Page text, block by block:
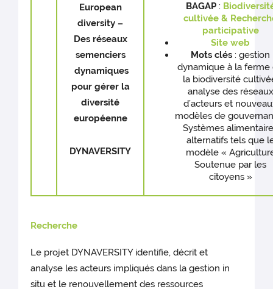
European
diversity –
Des réseaux
semenciers
dynamiques
pour gérer la
diversité
européenne
DYNAVERSITY
BAGAP:
cultivée &
participative
Site web
Mots clés : gestion
dynamique à la ferme
la biodiversité
analyse des réseaux
d’acteurs et
modèles de
Systèmes
alternatifs tels que
modèle «
Soutenue par les
citoyens »
Recherche
Le projet DYNAVERSITY identifie, décrit et
analyse les acteurs impliqués dans la gestion in
situ et le renouvellement des ressources